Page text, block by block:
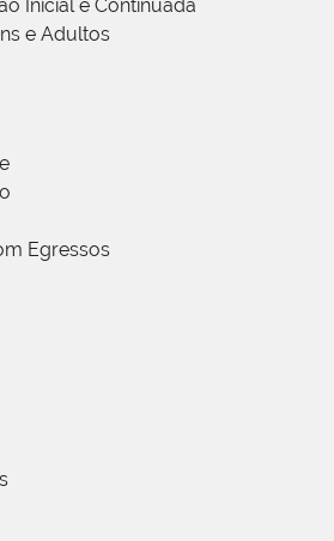
Inicial e Continuada
e Adultos
Egressos